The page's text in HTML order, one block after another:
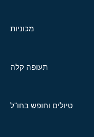
מכוניות
תעופה קלה
טיולים וחופש בחו"ל